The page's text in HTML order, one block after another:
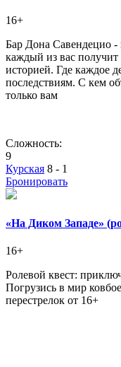
16+
Бар Дона Савендецио -
каждый из вас получит
историей. Где каждое
последствиям. С кем
только вам
Сложность:
9
Курская 8 - 1
Бронировать
«На Диком Западе»
16+
Ролевой квест:
Погрузись в мир
перестрелок от 16+